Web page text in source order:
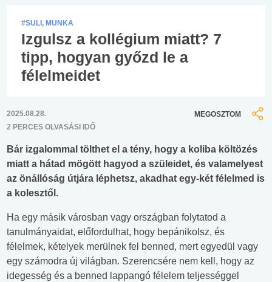
#SULI, MUNKA
Izgulsz a kollégium miatt? 7
tipp, hogyan győzd le a
félelmeidet
2025.08.28.
2 PERCES OLVASÁSI IDŐ
MEGOSZTOM
Bár izgalommal tölthet el a tény, hogy a koliba költözés
miatt a hátad mögött hagyod a szüleidet, és valamelyest
az önállóság útjára léphetsz, akadhat egy-két félelmed is
a kolesztől.
Ha egy másik városban vagy országban folytatod a
tanulmányaidat, előfordulhat, hogy bepánikolsz, és
félelmek, kételyek merülnek fel benned, mert egyedül vagy
egy számodra új világban. Szerencsére nem kell, hogy az
idegesség és a benned lappangó félelem teljességgel